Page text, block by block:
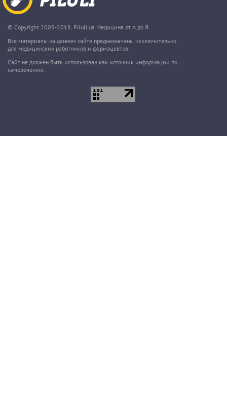
© Copyright 2005-2018. Piluli.ua Медицина от А до Я.
Все материалы на данном сайте предназначены исключительно
для медицинских работников и фармацевтов.
Сайт не должен быть использован как источник информации по
самолечению.